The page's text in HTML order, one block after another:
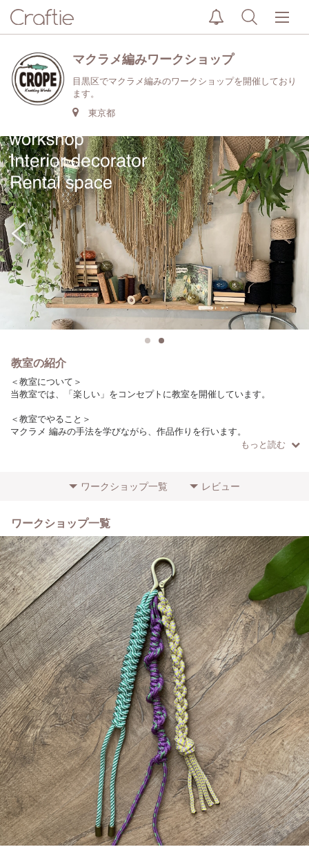
マクラメ編みワークショップ
目黒区でマクラメ編みのワークショップを開催しており
ます。
東京都
教室の紹介
＜教室について＞
当教室では、「楽しい」をコンセプトに教室を開催しています。
＜教室でやること＞
マクラメ 編みの手法を学びながら、作品作りを行います。
（作品によりロープの種類は異なります）
初心者の方でもわかりやすいように、少人数で開催しています！
ぜひお気軽にご参加ください。
＜場所・アクセス＞
目黒駅からバス14分（7駅）徒歩1分
学芸大学駅から徒歩15分
＜その他特記事項＞
初心者の方の参加歓迎します！
もっと読む
ワークショップ一覧 レビュー
ワークショップ一覧